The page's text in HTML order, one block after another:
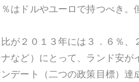
はドルやユーロで持つべき
が２０１３年には３．６％、
など）にとって、ランド安
デート（二つの政策目標）達